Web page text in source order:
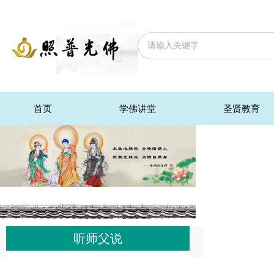
首页 学佛讲堂 圣贤教育
听师父说